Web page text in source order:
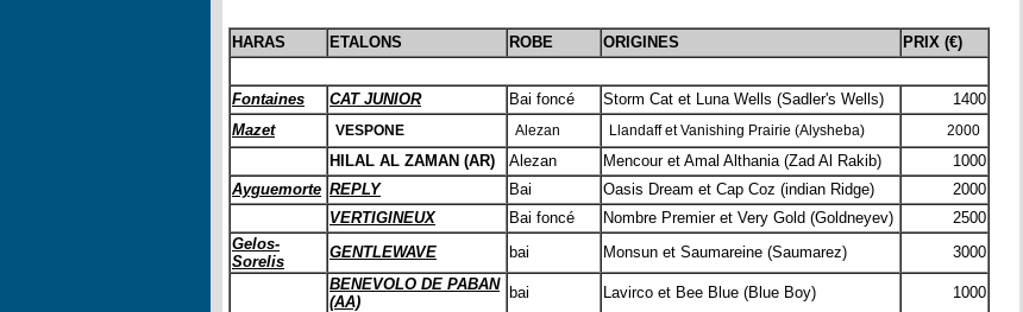
HARAS ETALONS ROBE ORIGINES PRIX (€)
Fontaines CAT JUNIOR Bai foncé Storm Cat et Luna Wells (Sadler's Wells)
1400
Mazet
VESPONE Alezan Llandaff et Vanishing Prairie (Alysheba) 2000
HILAL AL ZAMAN (AR) Alezan Mencour et Amal Althania (Zad Al Rakib)
1000
Ayguemorte REPLY Bai Oasis Dream et Cap Coz (indian Ridge)
2000
VERTIGINEUX
Bai foncé Nombre Premier et Very Gold (Goldneyev)
2500
Gelos-
Sorelis
GENTLEWAVE bai Monsun et Saumareine (Saumarez)
3000
BENEVOLO DE PABAN
(AA)
bai Lavirco et Bee Blue (Blue Boy)
1000